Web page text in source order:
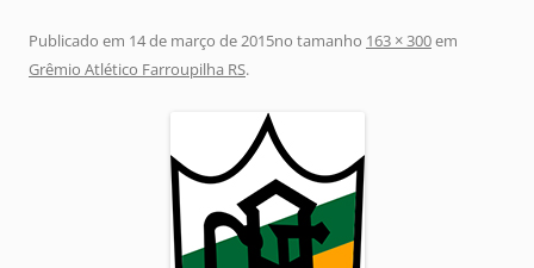
Publicado em 14 de março de 2015no tamanho 163 × 300em
Grêmio Atlético Farroupilha RS.